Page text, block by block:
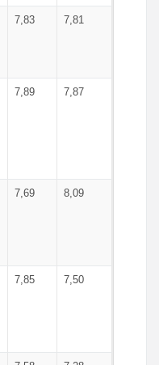
7,83 7,81
7,89 7,87
7,69 8,09
7,85 7,50